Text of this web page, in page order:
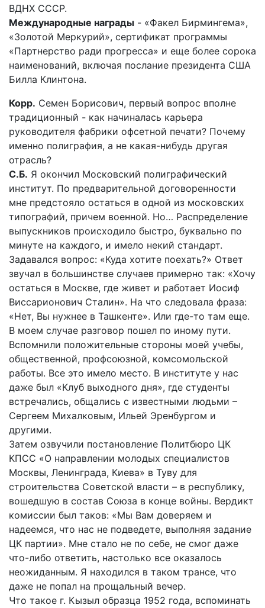
ВДНХ СССР.
Международные награды - «Факел Бирмингема»,
«Золотой Меркурий», сертификат программы
«Партнерство ради прогресса» и еще более сорока
наименований, включая послание президента США
Билла Клинтона.
Корр. Семен Борисович, первый вопрос вполне
традиционный - как начиналась карьера
руководителя фабрики офсетной печати? Почему
именно полиграфия, а не какая-нибудь другая
отрасль?
С.Б. Я окончил Московский полиграфический
институт. По предварительной договоренности
мне предстояло остаться в одной из московских
типографий, причем военной. Но… Распределение
выпускников происходило быстро, буквально по
минуте на каждого, и имело некий стандарт.
Задавался вопрос: «Куда хотите поехать?» Ответ
звучал в большинстве случаев примерно так: «Хочу
остаться в Москве, где живет и работает Иосиф
Виссарионович Сталин». На что следовала фраза:
«Нет, Вы нужнее в Ташкенте». Или где-то там еще.
В моем случае разговор пошел по иному пути.
Вспомнили положительные стороны моей учебы,
общественной, профсоюзной, комсомольской
работы. Все это имело место. В институте у нас
даже был «Клуб выходного дня», где студенты
встречались, общались с известными людьми –
Сергеем Михалковым, Ильей Эренбургом и
другими.
Затем озвучили постановление Политбюро ЦК
КПСС «О направлении молодых специалистов
Москвы, Ленинграда, Киева» в Туву для
строительства Советской власти – в республику,
вошедшую в состав Союза в конце войны. Вердикт
комиссии был таков: «Мы Вам доверяем и
надеемся, что нас не подведете, выполняя задание
ЦК партии». Мне стало не по себе, не смог даже
что-либо ответить, настолько все оказалось
неожиданным. Я находился в таком трансе, что
даже не попал на прощальный вечер.
Что такое г. Кызыл образца 1952 года, вспоминать